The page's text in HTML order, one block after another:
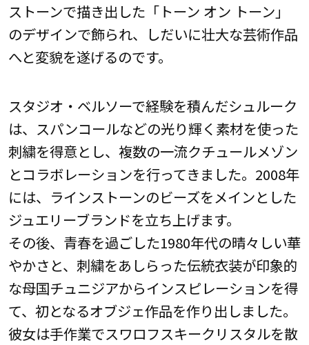
ストーンで描き出した「トーン オン トーン」
のデザインで飾られ、しだいに壮大な芸術作品
へと変貌を遂げるのです。
スタジオ・ベルソーで経験を積んだシュルーク
は、スパンコールなどの光り輝く素材を使った
刺繍を得意とし、複数の一流クチュールメゾン
とコラボレーションを行ってきました。2008年
には、ラインストーンのビーズをメインとした
ジュエリーブランドを立ち上げます。
その後、青春を過ごした1980年代の晴々しい華
やかさと、刺繍をあしらった伝統衣装が印象的
な母国チュニジアからインスピレーションを得
て、初となるオブジェ作品を作り出しました。
彼女は手作業でスワロフスキークリスタルを散